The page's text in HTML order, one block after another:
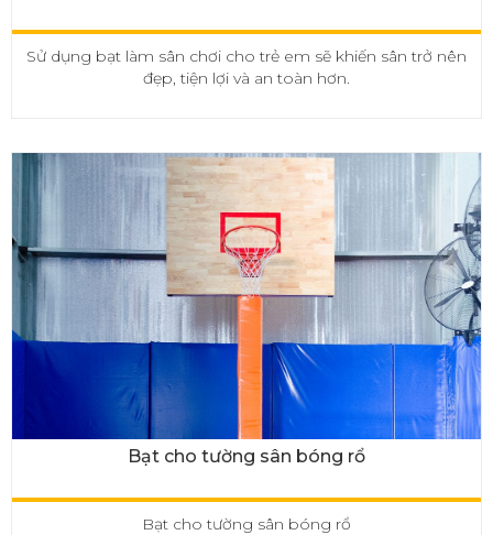
Sử dụng bạt làm sân chơi cho trẻ em sẽ khiến sân trở nên
đẹp, tiện lợi và an toàn hơn.
Bạt cho tường sân bóng rổ
Bạt cho tường sân bóng rổ